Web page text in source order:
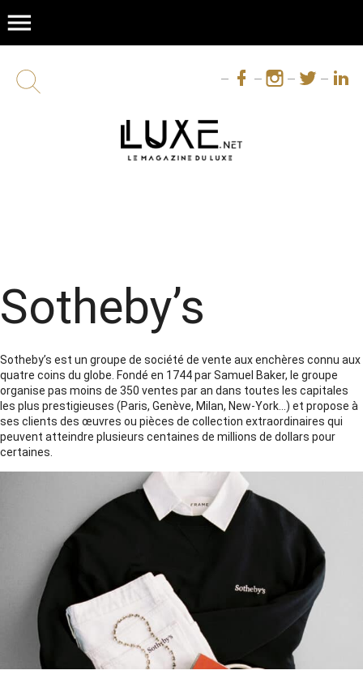
menu
Sotheby’s
Sotheby’s est un groupe de société de vente aux enchères connu aux
quatre coins du globe. Fondé en 1744 par Samuel Baker, le groupe
organise pas moins de 350 ventes par an dans toutes les capitales
les plus prestigieuses (Paris, Genève, Milan, New-York…) et propose à
ses clients des œuvres ou pièces de collection extraordinaires qui
peuvent atteindre plusieurs centaines de millions de dollars pour
certaines.